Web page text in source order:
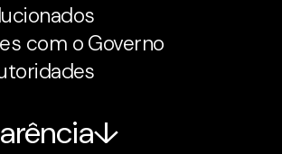
com o Governo